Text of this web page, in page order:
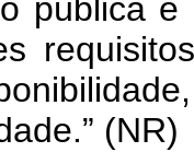
pública
(NR)